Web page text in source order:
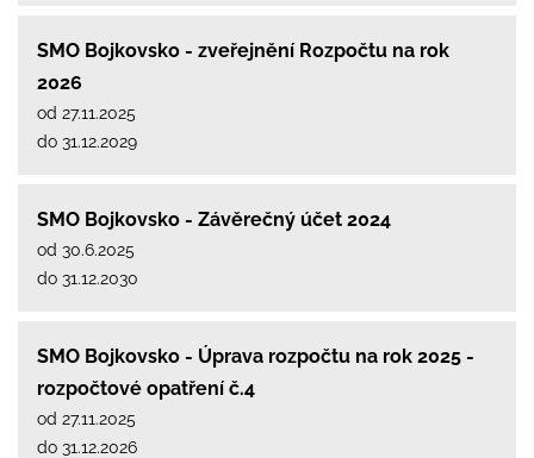
SMO Bojkovsko - zveřejnění Rozpočtu na rok
2026
od 27.11.2025
do 31.12.2029
SMO Bojkovsko - Závěrečný účet 2024
od 30.6.2025
do 31.12.2030
SMO Bojkovsko - Úprava rozpočtu na rok 2025 -
rozpočtové opatření č.4
od 27.11.2025
do 31.12.2026